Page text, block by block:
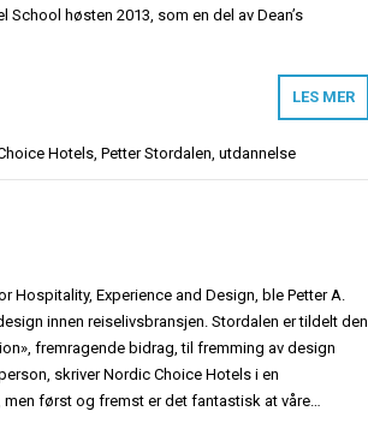
høsten 2013, som en del av Dean’s
LES MER
Hotels, Petter Stordalen, utdannelse
Hospitality, Experience and Design, ble Petter A.
innen reiselivsbransjen. Stordalen er tildelt den
fremragende bidrag, til fremming av design
skriver Nordic Choice Hotels i en
først og fremst er det fantastisk at våre…